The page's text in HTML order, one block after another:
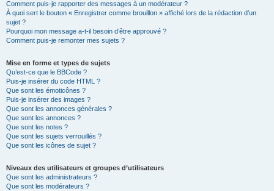
Comment puis-je rapporter des messages à un modérateur ?
À quoi sert le bouton « Enregistrer comme brouillon » affiché lors de la rédaction d’un
sujet ?
Pourquoi mon message a-t-il besoin d’être approuvé ?
Comment puis-je remonter mes sujets ?
Mise en forme et types de sujets
Qu’est-ce que le BBCode ?
Puis-je insérer du code HTML ?
Que sont les émoticônes ?
Puis-je insérer des images ?
Que sont les annonces générales ?
Que sont les annonces ?
Que sont les notes ?
Que sont les sujets verrouillés ?
Que sont les icônes de sujet ?
Niveaux des utilisateurs et groupes d’utilisateurs
Que sont les administrateurs ?
Que sont les modérateurs ?